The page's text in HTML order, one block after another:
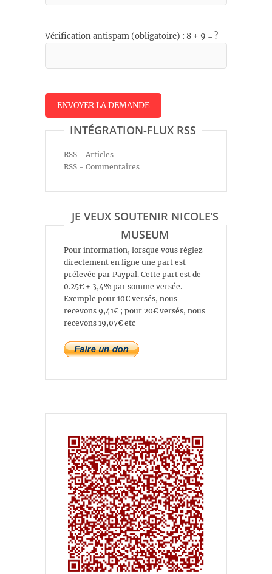
Vérification antispam (obligatoire) : 8 + 9 = ?
INTÉGRATION-FLUX RSS
RSS - Articles
RSS - Commentaires
JE VEUX SOUTENIR NICOLE’S
MUSEUM
Pour information, lorsque vous réglez
directement en ligne une part est
prélevée par Paypal. Cette part est de
0.25€ + 3,4% par somme versée.
Exemple pour 10€ versés, nous
recevons 9,41€ ; pour 20€ versés, nous
recevons 19,07€ etc